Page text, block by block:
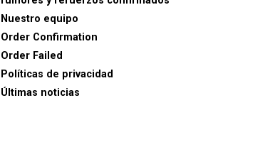
Nuestro equipo
Order Confirmation
Order Failed
Políticas de privacidad
Últimas noticias